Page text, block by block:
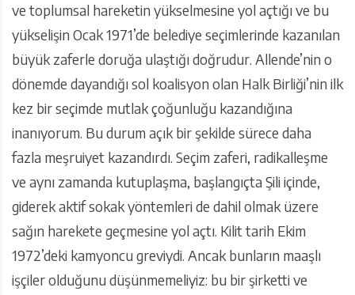
ve toplumsal hareketin yükselmesine yol açtığı ve bu
yükselişin Ocak 1971’de belediye seçimlerinde kazanılan
büyük zaferle doruğa ulaştığı doğrudur. Allende’nin o
dönemde dayandığı sol koalisyon olan Halk Birliği’nin ilk
kez bir seçimde mutlak çoğunluğu kazandığına
inanıyorum. Bu durum açık bir şekilde sürece daha
fazla meşruiyet kazandırdı. Seçim zaferi, radikalleşme
ve aynı zamanda kutuplaşma, başlangıçta Şili içinde,
giderek aktif sokak yöntemleri de dahil olmak üzere
sağın harekete geçmesine yol açtı. Kilit tarih Ekim
1972’deki kamyoncu greviydi. Ancak bunların maaşlı
işçiler olduğunu düşünmemeliyiz: bu bir şirketti ve